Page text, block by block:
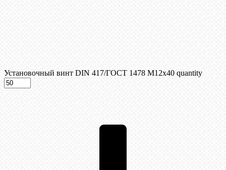
Установочный винт DIN 417/ГОСТ 1478 М12х40 quantity